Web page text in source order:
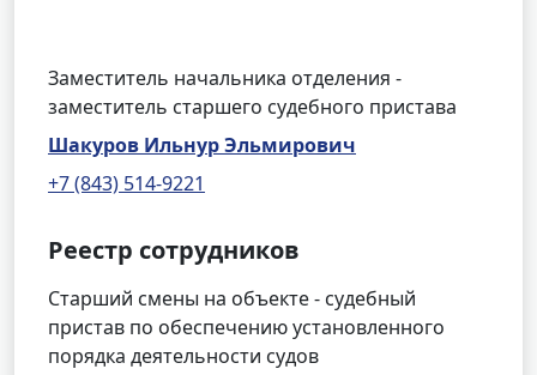
Заместитель начальника отделения -
заместитель старшего судебного пристава
Шакуров Ильнур Эльмирович
+7 (843) 514-9221
Реестр сотрудников
Старший смены на объекте - судебный
пристав по обеспечению установленного
порядка деятельности судов